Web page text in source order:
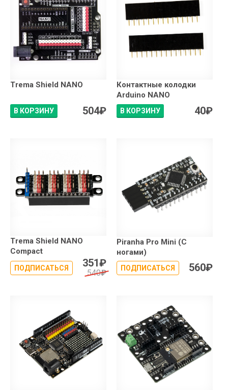
Trema Shield NANO
В КОРЗИНУ 504₽
Контактные колодки
Arduino NANO
В КОРЗИНУ 40₽
Trema Shield NANO
Compact
ПОДПИСАТЬСЯ 351₽
540₽
Piranha Pro Mini (С
ногами)
ПОДПИСАТЬСЯ 560₽